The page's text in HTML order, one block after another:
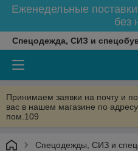
Еженедельные
без
Спецодежда, СИЗ и
Принимаем заявки на почту и
вас в нашем магазине по
пом.109
Спецодежды, СИЗ и